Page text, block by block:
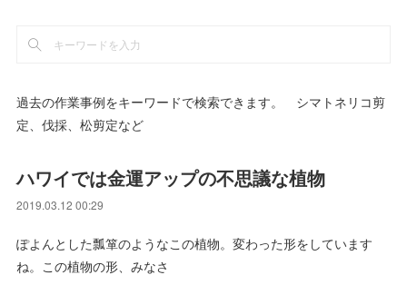
過去の作業事例をキーワードで検索できます。 シマトネリコ剪
定、伐採、松剪定など
ハワイでは金運アップの不思議な植物
2019.03.12 00:29
ぽよんとした瓢箪のようなこの植物。変わった形をしています
ね。この植物の形、みなさ